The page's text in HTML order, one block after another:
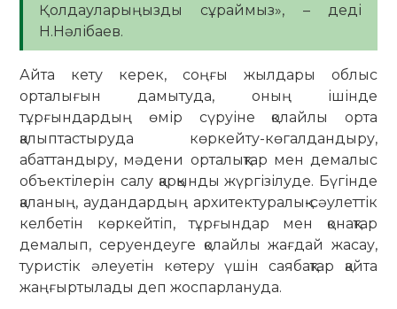
Қолдауларыңызды сұраймыз», – деді
Н.Нәлібаев.
Айта кету керек, соңғы жылдары облыс
орталығын дамытуда, оның ішінде
тұрғындардың өмір сүруіне қолайлы орта
қалыптастыруда көркейту-көгалдандыру,
абаттандыру, мәдени орталықтар мен демалыс
объектілерін салу қарқынды жүргізілуде. Бүгінде
қаланың, аудандардың архитектуралық-сәулеттік
келбетін көркейтіп, тұрғындар мен қонақтар
демалып, серуендеуге қолайлы жағдай жасау,
туристік әлеуетін көтеру үшін саябақтар қайта
жаңғыртылады деп жоспарлануда.